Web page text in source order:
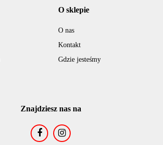
O sklepie
O nas
Kontakt
Gdzie jesteśmy
Znajdziesz nas na